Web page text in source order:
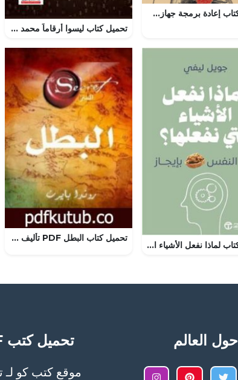
تحميل كتاب إعادة برمجة جهازك العصبي PDF مجانا للمؤلفة آنا فيرجسون
تحميل كتاب ليسوا أرقاماً محمد بلال PDF مجانا
تحميل كتاب لماذا نفعل الأشياء التي نفعلها PDF جويل ليفي مجانا
تحميل كتاب البطل PDF تأليف روندا بايرن مجانا [كامل]
حول العالم تحميل كتب PDF مجانا – كتب كو